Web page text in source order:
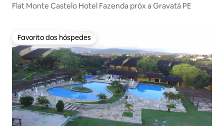
Flat Monte Castelo Hotel Fazenda próx a Gravatá PE
Favorito dos hóspedes
Favorito dos hóspedes